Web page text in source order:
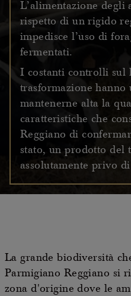
L’alimentazione degli
rispetto di un rigido
impedisce l’uso di
fermentati.
I costanti controlli sul
trasformazione
mantenerne alta la
caratteristiche che
Reggiano di
stato, un prodotto del
assolutamente privo
La grande biodiversità
Parmigiano Reggiano si
zona d'origine dove le